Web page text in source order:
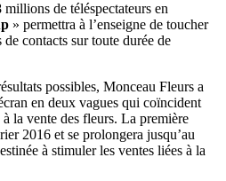
de téléspectateurs en
» permettra à l’enseigne de toucher
contacts sur toute durée de
possibles, Monceau Fleurs a
en deux vagues qui coïncident
la vente des fleurs. La première
2016 et se prolongera jusqu’au
à stimuler les ventes liées à la